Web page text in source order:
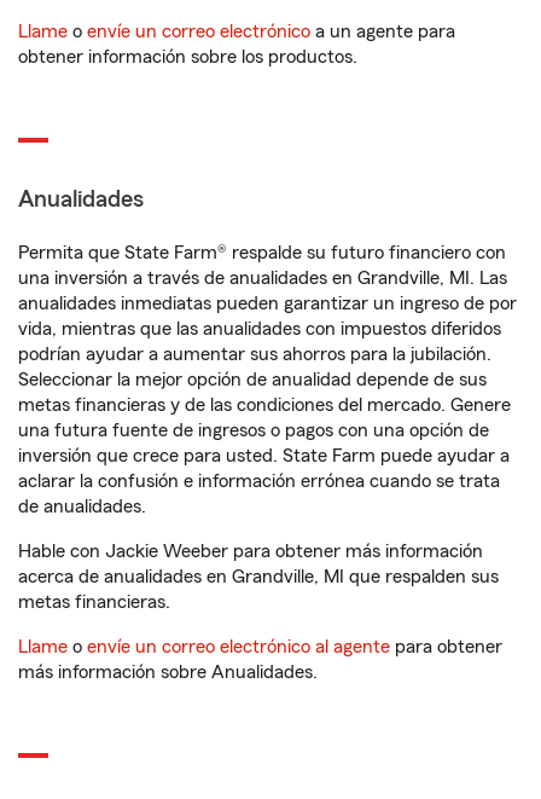
Llame o envíe un correo electrónico a un agente para
obtener información sobre los productos.
Anualidades
Permita que State Farm® respalde su futuro financiero con
una inversión a través de anualidades en Grandville, MI. Las
anualidades inmediatas pueden garantizar un ingreso de por
vida, mientras que las anualidades con impuestos diferidos
podrían ayudar a aumentar sus ahorros para la jubilación.
Seleccionar la mejor opción de anualidad depende de sus
metas financieras y de las condiciones del mercado. Genere
una futura fuente de ingresos o pagos con una opción de
inversión que crece para usted. State Farm puede ayudar a
aclarar la confusión e información errónea cuando se trata
de anualidades.
Hable con Jackie Weeber para obtener más información
acerca de anualidades en Grandville, MI que respalden sus
metas financieras.
Llame o envíe un correo electrónico al agente para obtener
más información sobre Anualidades.